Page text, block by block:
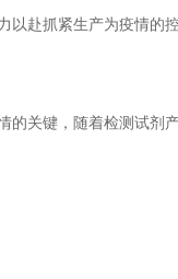
以赴抓紧生产为疫情的
的关键， 随着检测试剂